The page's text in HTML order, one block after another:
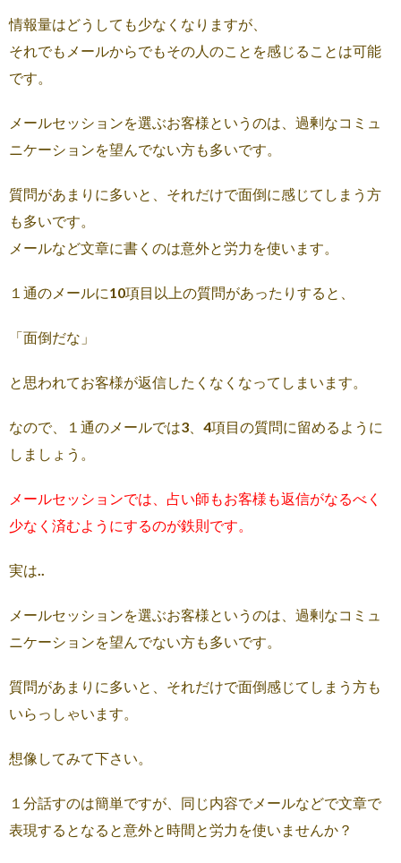
情報量はどうしても少なくなりますが、
それでもメールからでもその人のことを感じることは可能
です。
メールセッションを選ぶお客様というのは、過剰なコミュ
ニケーションを望んでない方も多いです。
質問があまりに多いと、それだけで面倒に感じてしまう方
も多いです。
メールなど文章に書くのは意外と労力を使います。
１通のメールに10項目以上の質問があったりすると、
「面倒だな」
と思われてお客様が返信したくなくなってしまいます。
なので、１通のメールでは3、4項目の質問に留めるように
しましょう。
メールセッションでは、占い師もお客様も返信がなるべく
少なく済むようにするのが鉄則です。
実は..
メールセッションを選ぶお客様というのは、過剰なコミュ
ニケーションを望んでない方も多いです。
質問があまりに多いと、それだけで面倒感じてしまう方も
いらっしゃいます。
想像してみて下さい。
１分話すのは簡単ですが、同じ内容でメールなどで文章で
表現するとなると意外と時間と労力を使いませんか？